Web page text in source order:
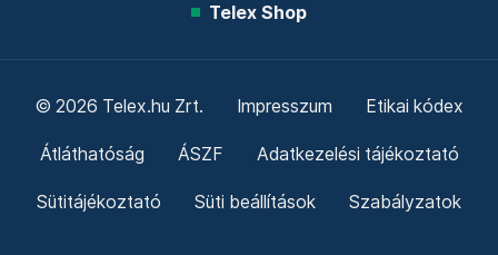
Telex Shop
© 2026 Telex.hu Zrt. Impresszum Etikai kódex
Átláthatóság ÁSZF Adatkezelési tájékoztató
Sütitájékoztató Süti beállítások Szabályzatok